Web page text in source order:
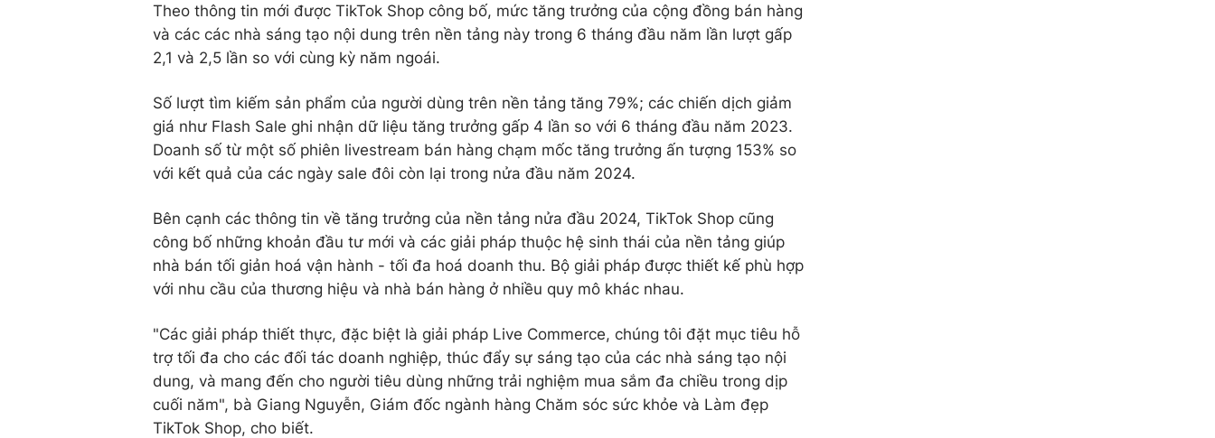
Tư vấn
Theo thông tin mới được TikTok Shop công bố, mức tăng trưởng của cộng đồng bán hàng
và các các nhà sáng tạo nội dung trên nền tảng này trong 6 tháng đầu năm lần lượt gấp
2,1 và 2,5 lần so với cùng kỳ năm ngoái.
Số lượt tìm kiếm sản phẩm của người dùng trên nền tảng tăng 79%; các chiến dịch giảm
giá như Flash Sale ghi nhận dữ liệu tăng trưởng gấp 4 lần so với 6 tháng đầu năm 2023.
Doanh số từ một số phiên livestream bán hàng chạm mốc tăng trưởng ấn tượng 153% so
với kết quả của các ngày sale đôi còn lại trong nửa đầu năm 2024.
Bên cạnh các thông tin về tăng trưởng của nền tảng nửa đầu 2024, TikTok Shop cũng
công bố những khoản đầu tư mới và các giải pháp thuộc hệ sinh thái của nền tảng giúp
nhà bán tối giản hoá vận hành - tối đa hoá doanh thu. Bộ giải pháp được thiết kế phù hợp
với nhu cầu của thương hiệu và nhà bán hàng ở nhiều quy mô khác nhau.
"Các giải pháp thiết thực, đặc biệt là giải pháp Live Commerce, chúng tôi đặt mục tiêu hỗ
trợ tối đa cho các đối tác doanh nghiệp, thúc đẩy sự sáng tạo của các nhà sáng tạo nội
dung, và mang đến cho người tiêu dùng những trải nghiệm mua sắm đa chiều trong dịp
cuối năm", bà Giang Nguyễn, Giám đốc ngành hàng Chăm sóc sức khỏe và Làm đẹp
TikTok Shop, cho biết.